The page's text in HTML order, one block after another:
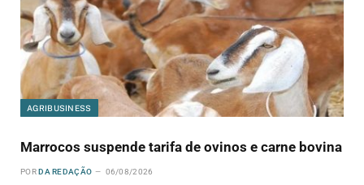
AGRIBUSINESS
Marrocos suspende tarifa de ovinos e carne bovina
POR DA REDAÇÃO 06/08/2026